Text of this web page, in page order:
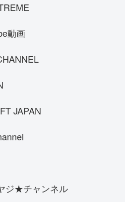
スコ
グstisports
GT
動画
JAPAN
ジ★チャンネル